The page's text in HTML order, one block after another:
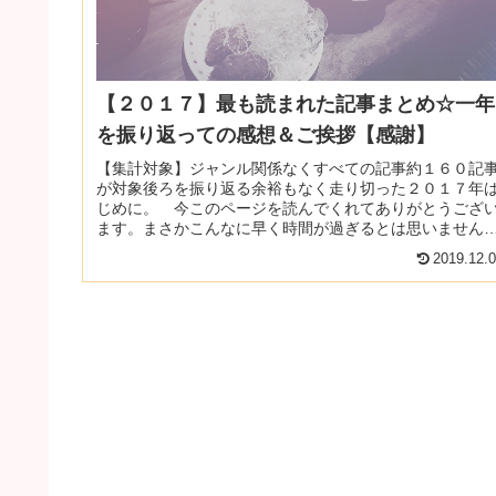
【２０１７】最も読まれた記事まとめ☆一年
を振り返っての感想＆ご挨拶【感謝】
【集計対象】ジャンル関係なくすべての記事約１６０記
が対象後ろを振り返る余裕もなく走り切った２０１７年
じめに。 今このページを読んでくれてありがとうござ
ます。まさかこんなに早く時間が過ぎるとは思いませんで